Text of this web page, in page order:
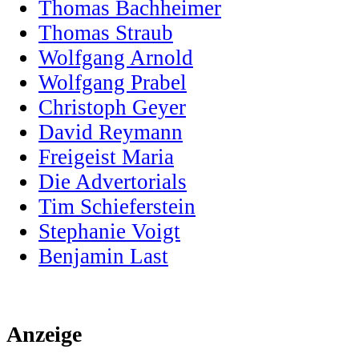
Thomas Bachheimer
Thomas Straub
Wolfgang Arnold
Wolfgang Prabel
Christoph Geyer
David Reymann
Freigeist Maria
Die Advertorials
Tim Schieferstein
Stephanie Voigt
Benjamin Last
Anzeige